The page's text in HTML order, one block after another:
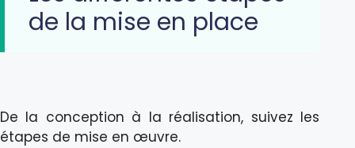
de la mise en place
De la conception à la réalisation, suivez les
étapes de mise en œuvre.